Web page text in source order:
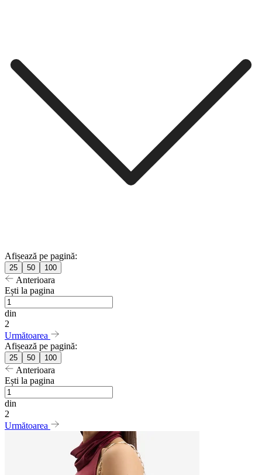
Afișează pe pagină:
25 50 100
Anterioara
Ești la pagina
din
2
Următoarea
Afișează pe pagină:
25 50 100
Anterioara
Ești la pagina
din
2
Următoarea